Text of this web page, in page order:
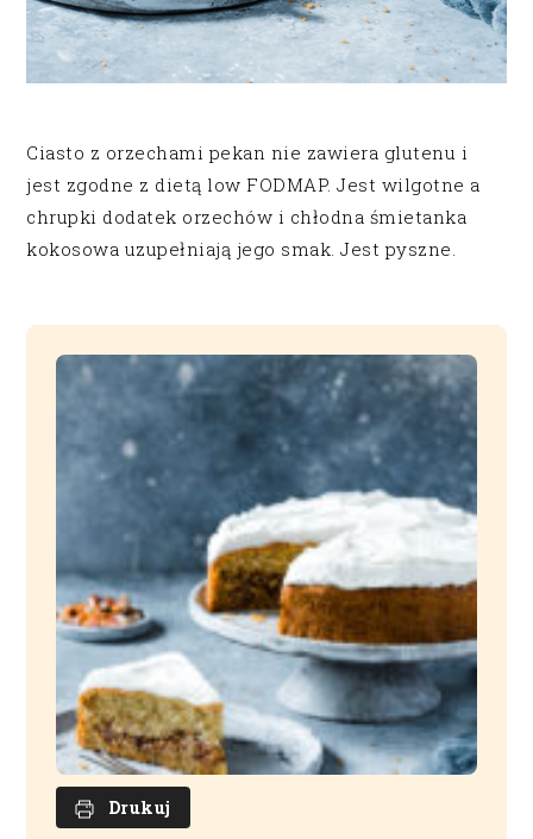
Ciasto z orzechami pekan nie zawiera glutenu i
jest zgodne z dietą low FODMAP. Jest wilgotne a
chrupki dodatek orzechów i chłodna śmietanka
kokosowa uzupełniają jego smak. Jest pyszne.
Drukuj